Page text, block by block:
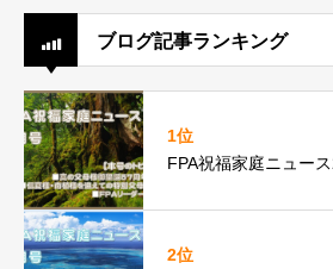
ブログ記事ランキング
1位
FPA祝福家庭ニュー
2位